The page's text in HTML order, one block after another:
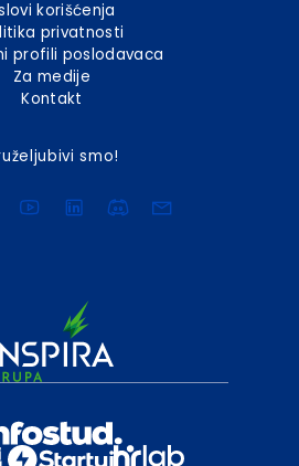
korišćenja
privatnosti
profili poslodavaca
Za medije
Kontakt
smo!